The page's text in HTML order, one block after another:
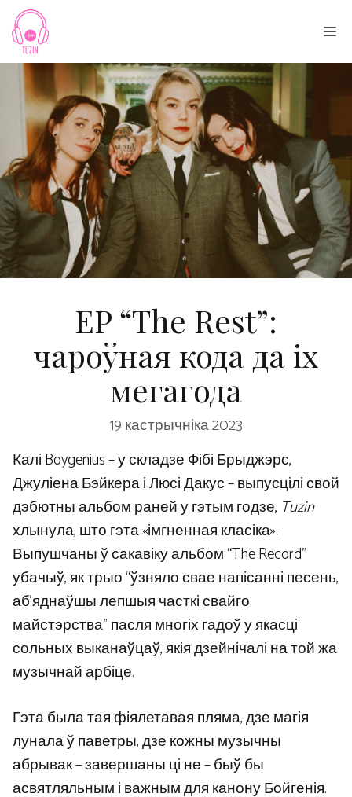
Skip
content
EP “The Rest”:
чароўная кода да іх
мегагода
19 кастрычніка 2023
Калі Boygenius – у складзе Фібі Брыджэрс,
Джуліена Бэйкера і Люсі Дакус – выпусцілі свой
дэбютны альбом раней у гэтым годзе, Tuzin
хлынула, што гэта «імгненная класіка».
Выпушчаны ў сакавіку альбом “The Record”
убачыў, як трыо “ўзняло свае напісанні песень,
аб’яднаўшы лепшыя часткі свайго
майстэрства” пасля многіх гадоў у якасці
сольных выканаўцаў, якія дзейнічалі на той жа
музычнай арбіце.
Гэта была тая фіялетавая пляма, дзе магія
лунала ў паветры, дзе кожны музычны
абрывак – завершаны ці не – быў бы
асвятляльным і важным для канону Бойгенія.